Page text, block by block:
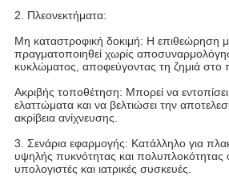
2. Πλεονεκτήματα:
Μη καταστροφική δοκιμή: Η επιθεώρηση
πραγματοποιηθεί χωρίς
κυκλώματος, αποφεύγοντας τη ζημιά στο
Ακριβής τοποθέτηση: Μπορεί να εντοπίσει
ελαττώματα και να βελτιώσει την
ακρίβεια ανίχνευσης.
3. Σενάρια εφαρμογής: Κατάλληλο για
υψηλής πυκνότητας και
υπολογιστές και ιατρικές συσκευές.